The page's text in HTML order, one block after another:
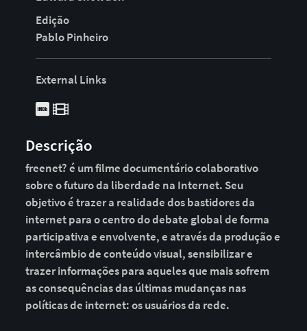
Edição
Pablo Pinheiro
External Links
Descrição
freenet? é um filme documentário colaborativo
sobre o futuro da liberdade na Internet. Seu
objetivo é trazer a realidade dos bastidores da
internet para o centro do debate global de forma
participativa e envolvente, e através da produção e
intercâmbio de conteúdo visual, sensibilizar e
trazer informações para aqueles que mais sofrem
as consequências das últimas mudanças nas
políticas de internet: os usuários da rede.